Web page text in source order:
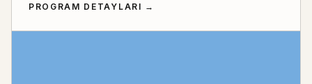
PROGRAM DETAYLARI →